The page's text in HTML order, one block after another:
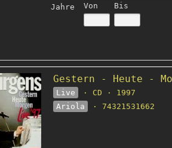
Jahre Von Bis
Gestern - Heute -
Live
· CD · 1997
Ariola
· 74321531662